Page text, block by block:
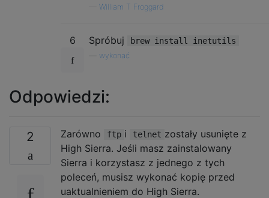
William T Froggard
6 Spróbuj brew install inetutils
wykonać
Odpowiedzi:
2 Zarówno ftp i telnet zostały usunięte z
High Sierra. Jeśli masz zainstalowany
Sierra i korzystasz z jednego z tych
poleceń, musisz wykonać kopię przed
uaktualnieniem do High Sierra.